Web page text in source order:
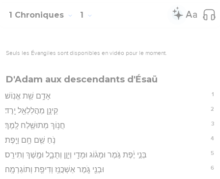
1 Chroniques 1
Seuls les Évangiles sont disponibles en vidéo pour le moment.
D'Adam aux descendants d'Ésaü
1 אָדָ֥ם שֵׁ֖ת אֱנֽוֹשׁ׃
2 קֵינָ֥ן מַהֲלַלְאֵ֖ל יָֽרֶד׃
3 חֲנ֥וֹךְ מְתוּשֶׁ֖לַח לָֽמֶךְ׃
4 נֹ֥חַ שֵׁ֖ם חָ֥ם וָיָֽפֶת׃
5 בְּנֵ֣י יֶ֔פֶת גֹּ֣מֶר וּמָג֔וֹג וּמָדַ֖י וְיָוָ֣ן וְתֻבָ֑ל וּמֶ֖שֶׁךְ וְתִירָֽס׃
6 וּבְנֵ֖י גֹּ֑מֶר אַשְׁכֲּנַ֥ז וְדִיפַ֖ת וְתוֹגַרְמָֽה׃